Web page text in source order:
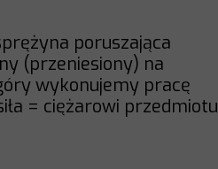
poruszająca
(przeniesiony) na
wykonujemy pracę
= ciężarowi przedmiotu